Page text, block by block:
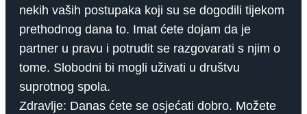
nekih vaših postupaka koji su se dogodili tijekom
prethodnog dana to. Imat ćete dojam da je
partner u pravu i potrudit se razgovarati s njim o
tome. Slobodni bi mogli uživati ​​u društvu
suprotnog spola.
Zdravlje: Danas ćete se osjećati dobro. Možete